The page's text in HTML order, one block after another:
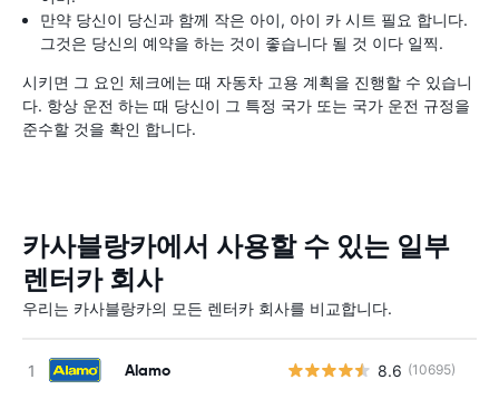
만약 당신이 당신과 함께 작은 아이, 아이 카 시트 필요 합니다.
그것은 당신의 예약을 하는 것이 좋습니다 될 것 이다 일찍.
시키면 그 요인 체크에는 때 자동차 고용 계획을 진행할 수 있습니
다. 항상 운전 하는 때 당신이 그 특정 국가 또는 국가 운전 규정을
준수할 것을 확인 합니다.
카사블랑카에서 사용할 수 있는 일부
렌터카 회사
우리는 카사블랑카의 모든 렌터카 회사를 비교합니다.
Alamo 8.6 (10695)